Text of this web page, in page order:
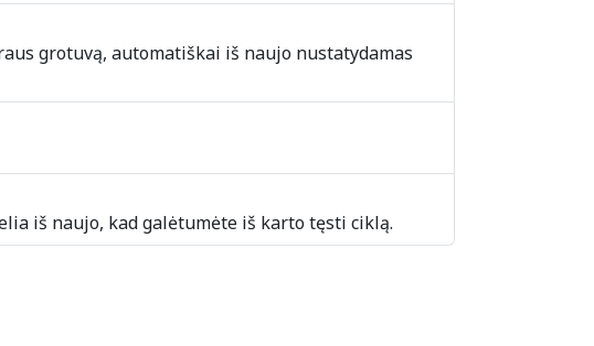
grotuvą, automatiškai iš naujo nustatydamas
iš naujo, kad galėtumėte iš karto tęsti ciklą.